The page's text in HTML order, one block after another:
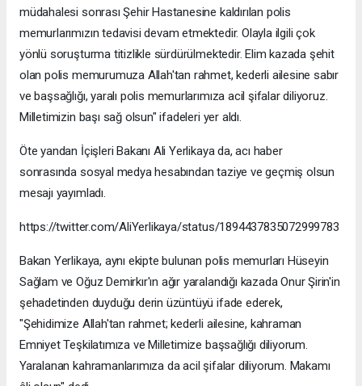
müdahalesi sonrası Şehir Hastanesine kaldırılan polis
memurlarımızın tedavisi devam etmektedir. Olayla ilgili çok
yönlü soruşturma titizlikle sürdürülmektedir. Elim kazada şehit
olan polis memurumuza Allah'tan rahmet, kederli ailesine sabır
ve başsağlığı, yaralı polis memurlarımıza acil şifalar diliyoruz.
Milletimizin başı sağ olsun" ifadeleri yer aldı.
Öte yandan İçişleri Bakanı Ali Yerlikaya da, acı haber
sonrasında sosyal medya hesabından taziye ve geçmiş olsun
mesajı yayımladı.
https://twitter.com/AliYerlikaya/status/1894437835072999783
Bakan Yerlikaya, aynı ekipte bulunan polis memurları Hüseyin
Sağlam ve Oğuz Demirkır'ın ağır yaralandığı kazada Onur Şirin'in
şehadetinden duyduğu derin üzüntüyü ifade ederek,
"Şehidimize Allah'tan rahmet; kederli ailesine, kahraman
Emniyet Teşkilatımıza ve Milletimize başsağlığı diliyorum.
Yaralanan kahramanlarımıza da acil şifalar diliyorum. Makamı